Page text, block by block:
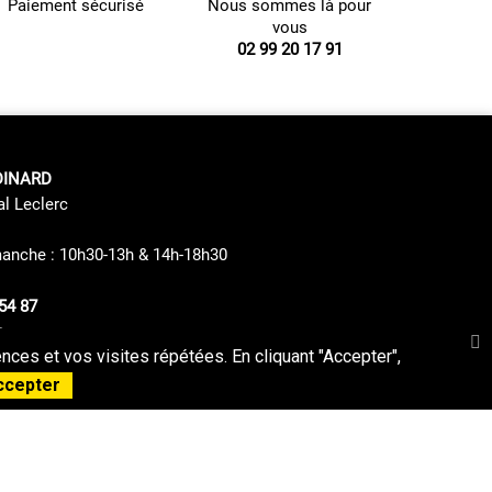
Paiement sécurisé
Nous sommes là pour
vous
02 99 20 17 91
Leclerc
: 10h30-13h & 14h-18h30
87
Politique de confidentialité
et vos visites répétées. En cliquant "Accepter",